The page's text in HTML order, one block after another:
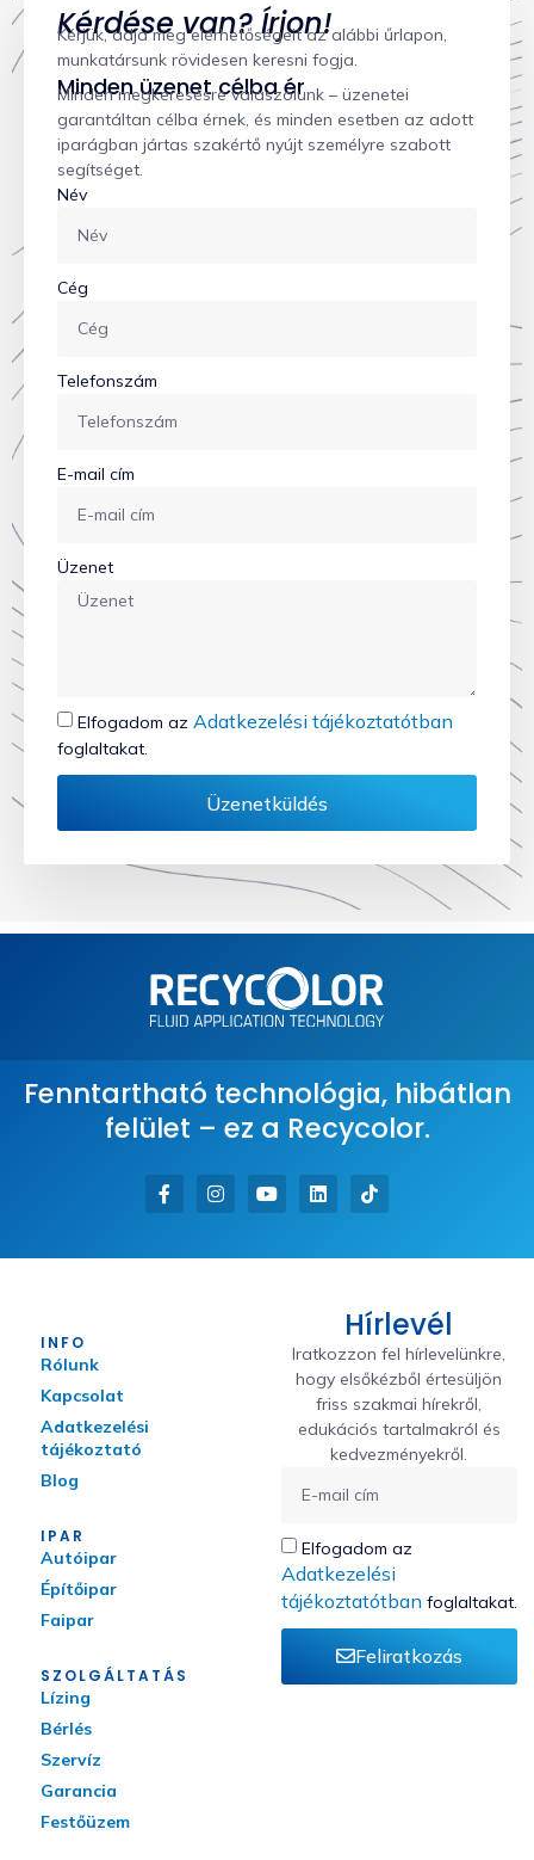
Kérdése van? Írjon!
Kérjük, adja meg elérhetőségeit az alábbi űrlapon,
munkatársunk rövidesen keresni fogja.
Minden üzenet célba ér
Minden megkeresésre válaszolunk – üzenetei
garantáltan célba érnek, és minden esetben az adott
iparágban jártas szakértő nyújt személyre szabott
segítséget.
Név
Cég
Telefonszám
E-mail cím
Üzenet
Elfogadom az Adatkezelési tájékoztatótban
foglaltakat.
Üzenetküldés
Fenntartható technológia, hibátlan
felület – ez a Recycolor.
INFO
Rólunk
Kapcsolat
Adatkezelési
tájékoztató
Blog
IPAR
Autóipar
Építőipar
Faipar
SZOLGÁLTATÁS
Lízing
Bérlés
Szervíz
Garancia
Festőüzem
Hírlevél
Iratkozzon fel hírlevelünkre,
hogy elsőkézből értesüljön
friss szakmai hírekről,
edukációs tartalmakról és
kedvezményekről.
Elfogadom az
Adatkezelési
tájékoztatótban foglaltakat.
Feliratkozás